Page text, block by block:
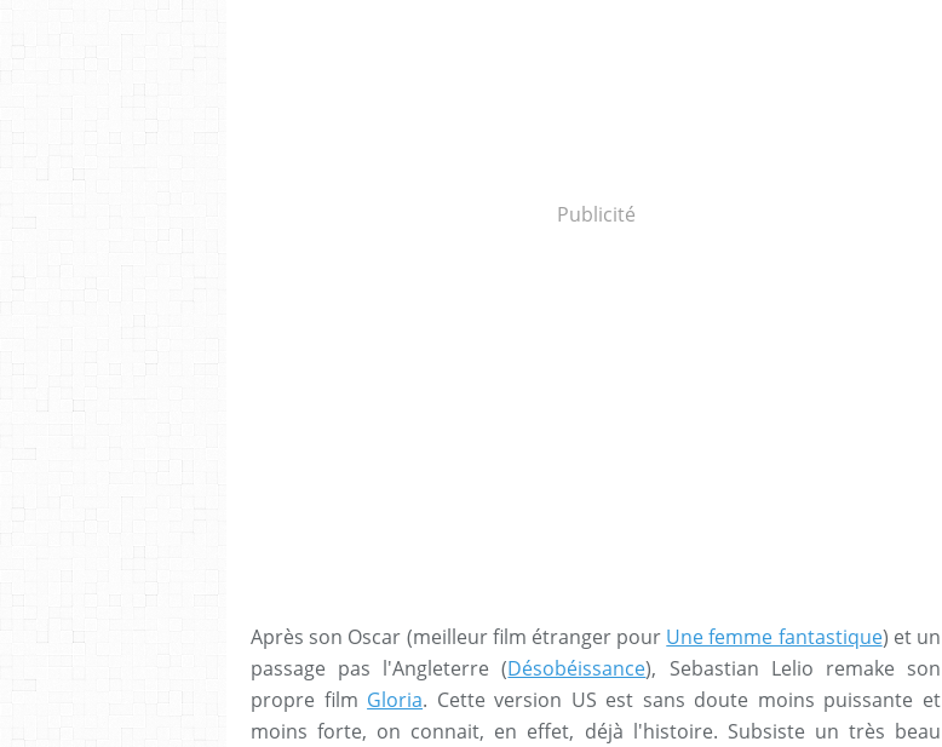
Publicité
Après son Oscar (meilleur film étranger pour Une femme fantastique) et un
passage pas l'Angleterre (Désobéissance), Sebastian Lelio remake son
propre film Gloria. Cette version US est sans doute moins puissante et
moins forte, on connait, en effet, déjà l'histoire. Subsiste un très beau